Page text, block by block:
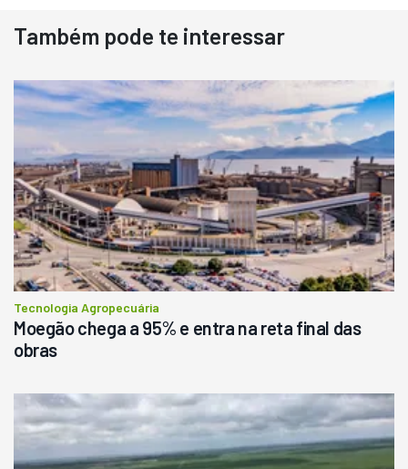
Destaque
Usado
Pá Carregadeira Cat 966
Ano 1987
R$ 145.000
Consultar
Também pode te interessar
Tecnologia Agropecuária
Moegão chega a 95% e entra na reta final das
obras